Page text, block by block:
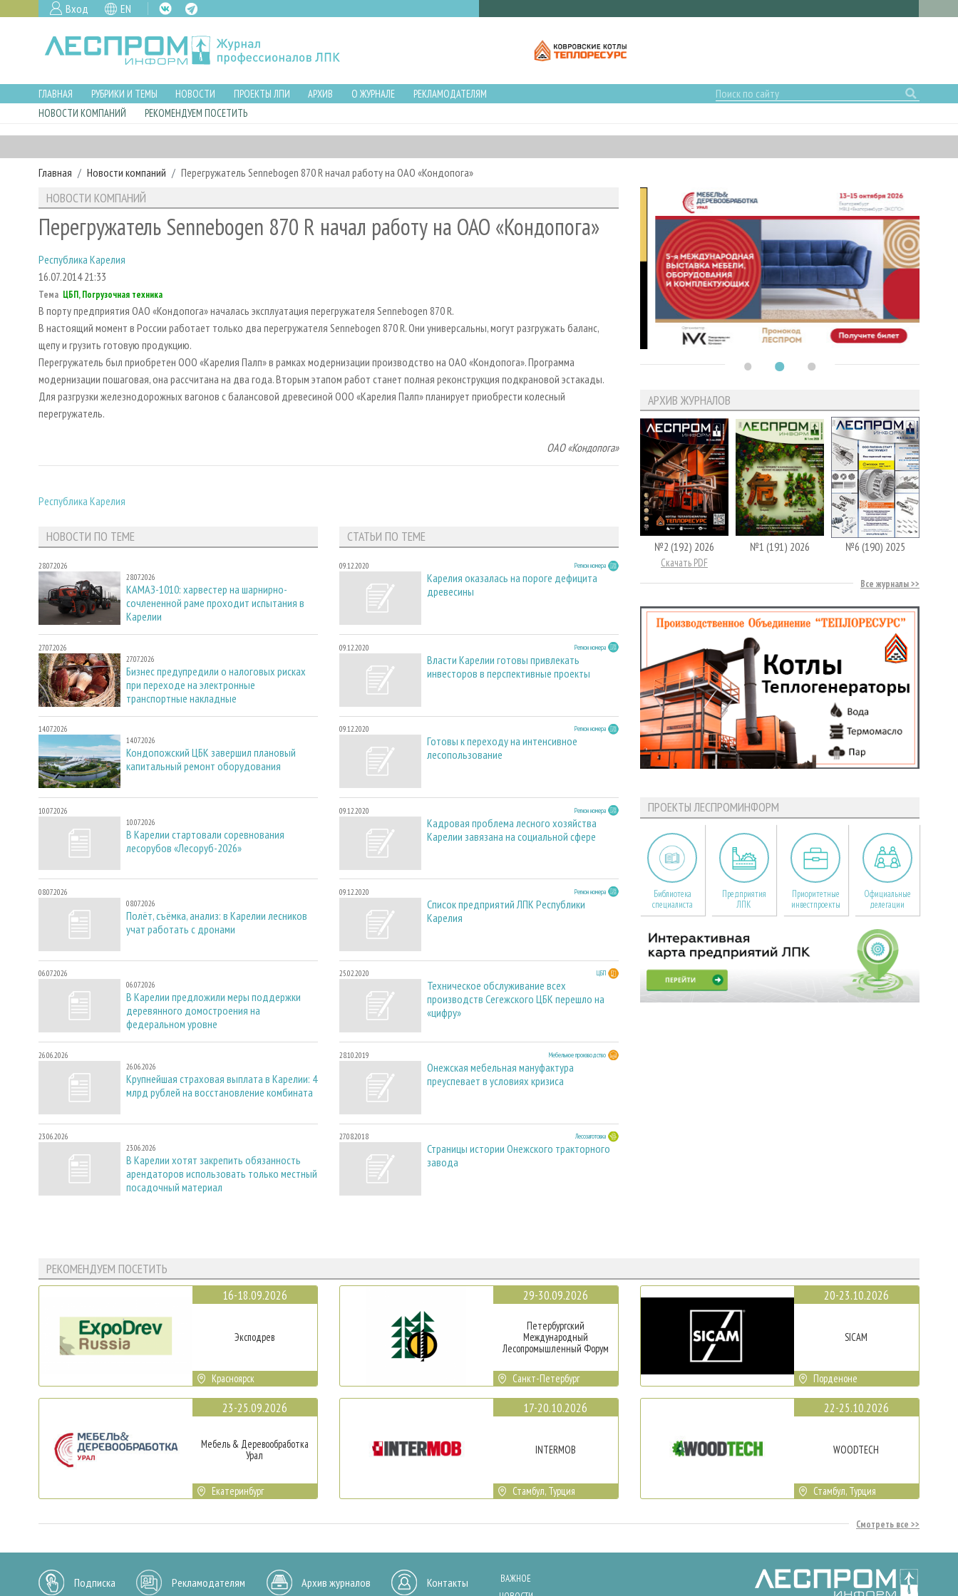
Вход EN
ГЛАВНАЯ РУБРИКИ И ТЕМЫ НОВОСТИ ПРОЕКТЫ ЛПИ АРХИВ О ЖУРНАЛЕ
РЕКЛАМОДАТЕЛЯМ
НОВОСТИ КОМПАНИЙ
РЕКОМЕНДУЕМ ПОСЕТИТЬ
Главная Новости компаний Перегружатель Sennebogen 870 R начал работу на ОАО «Кондопога»
НОВОСТИ КОМПАНИЙ
Перегружатель Sennebogen 870 R начал работу на ОАО «Кондопога»
Республика Карелия
16.07.2014 21:33
Тема ЦБП, Погрузочная техника
В порту предприятия ОАО «Кондопога» началась эксплуатация перегружателя Sennebogen 870 R.
В настоящий момент в России работает только два перегружателя Sennebogen 870 R. Они универсальны, могут разгружать баланс,
щепу и грузить готовую продукцию.
Перегружатель был приобретен ООО «Карелия Палп» в рамках модернизации производство на ОАО «Кондопога». Программа
модернизации пошаговая, она рассчитана на два года. Вторым этапом работ станет полная реконструкция подкрановой эстакады.
Для разгрузки железнодорожных вагонов с балансовой древесиной ООО «Карелия Палп» планирует приобрести колесный
перегружатель.
ОАО «Кондопога»
Республика Карелия
НОВОСТИ ПО ТЕМЕ
28.07.2026
28.07.2026
КАМАЗ-1010: харвестер на шарнирно-
сочлененной раме проходит испытания в
Карелии
27.07.2026
27.07.2026
Бизнес предупредили о налоговых рисках
при переходе на электронные
транспортные накладные
14.07.2026
14.07.2026
Кондопожский ЦБК завершил плановый
капитальный ремонт оборудования
10.07.2026
10.07.2026
В Карелии стартовали соревнования
лесорубов «Лесоруб-2026»
08.07.2026
08.07.2026
Полёт, съёмка, анализ: в Карелии лесников
учат работать с дронами
06.07.2026
06.07.2026
В Карелии предложили меры поддержки
деревянного домостроения на
федеральном уровне
26.06.2026
26.06.2026
Крупнейшая страховая выплата в Карелии: 4
млрд рублей на восстановление комбината
23.06.2026
23.06.2026
В Карелии хотят закрепить обязанность
арендаторов использовать только местный
посадочный материал
СТАТЬИ ПО ТЕМЕ
09.12.2020 Регион номера
Карелия оказалась на пороге дефицита
древесины
09.12.2020 Регион номера
Власти Карелии готовы привлекать
инвесторов в перспективные проекты
09.12.2020 Регион номера
Готовы к переходу на интенсивное
лесопользование
09.12.2020 Регион номера
Кадровая проблема лесного хозяйства
Карелии завязана на социальной сфере
09.12.2020 Регион номера
Список предприятий ЛПК Республики
Карелия
25.02.2020 ЦБП
Техническое обслуживание всех
производств Сегежского ЦБК перешло на
«цифру»
28.10.2019 Мебельное производство
Онежская мебельная мануфактура
преуспевает в условиях кризиса
27.08.2018 Лесозаготовка
Страницы истории Онежского тракторного
завода
АРХИВ ЖУРНАЛОВ
№2 (192) 2026
Скачать PDF
№1 (191) 2026 №6 (190) 2025
Все журналы
ПРОЕКТЫ ЛЕСПРОМИНФОРМ
Библиотека
специалиста
Предприятия
ЛПК
Приоритетные
инвестпроекты
Официальные
делегации
РЕКОМЕНДУЕМ ПОСЕТИТЬ
16-18.09.2026
Эксподрев
Красноярск
23-25.09.2026
Мебель & Деревообработка
Урал
Екатеринбург
29-30.09.2026
Петербургский
Международный
Лесопромышленный Форум
Санкт-Петербург
17-20.10.2026
INTERMOB
Стамбул, Турция
20-23.10.2026
SICAM
Порденоне
22-25.10.2026
WOODTECH
Стамбул, Турция
Смотреть все
Подписка Рекламодателям Архив журналов Контакты
ВАЖНОЕ